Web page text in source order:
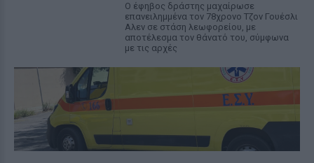
Ο έφηβος δράστης μαχαίρωσε
επανειλημμένα τον 78χρονο Τζον Γουέσλι
Αλεν σε στάση λεωφορείου, με
αποτέλεσμα τον θάνατό του, σύμφωνα
με τις αρχές